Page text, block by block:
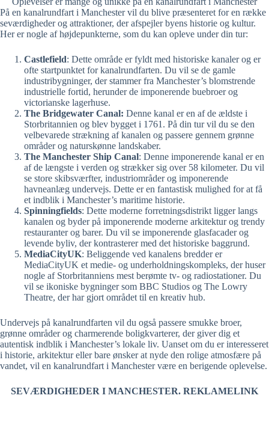
På en kanalrundfart i Manchester vil du blive præsenteret for en række
seværdigheder og attraktioner, der afspejler byens historie og kultur.
Her er nogle af højdepunkterne, som du kan opleve under din tur:
Castlefield: Dette område er fyldt med historiske kanaler og er
ofte startpunktet for kanalrundfarten. Du vil se de gamle
industribygninger, der stammer fra Manchester’s blomstrende
industrielle fortid, herunder de imponerende buebroer og
victorianske lagerhuse.
The Bridgewater Canal: Denne kanal er en af de ældste i
Storbritannien og blev bygget i 1761. På din tur vil du se den
velbevarede strækning af kanalen og passere gennem grønne
områder og naturskønne landskaber.
The Manchester Ship Canal: Denne imponerende kanal er en
af de længste i verden og strækker sig over 58 kilometer. Du vil
se store skibsværfter, industriområder og imponerende
havneanlæg undervejs. Dette er en fantastisk mulighed for at få
et indblik i Manchester’s maritime historie.
Spinningfields: Dette moderne forretningsdistrikt ligger langs
kanalen og byder på imponerende moderne arkitektur og trendy
restauranter og barer. Du vil se imponerende glasfacader og
levende byliv, der kontrasterer med det historiske baggrund.
MediaCityUK: Beliggende ved kanalens bredder er
MediaCityUK et medie- og underholdningskompleks, der huser
nogle af Storbritanniens mest berømte tv- og radiostationer. Du
vil se ikoniske bygninger som BBC Studios og The Lowry
Theatre, der har gjort området til en kreativ hub.
Undervejs på kanalrundfarten vil du også passere smukke broer,
grønne områder og charmerende boligkvarterer, der giver dig et
autentisk indblik i Manchester’s lokale liv. Uanset om du er interesseret
i historie, arkitektur eller bare ønsker at nyde den rolige atmosfære på
vandet, vil en kanalrundfart i Manchester være en berigende oplevelse.
SEVÆRDIGHEDER I MANCHESTER. REKLAMELINK